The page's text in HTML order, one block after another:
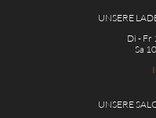
UNSERE
Di - Fr
Sa
UNSERE